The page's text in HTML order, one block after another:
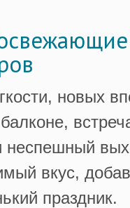
новых
вкус,
праздник.